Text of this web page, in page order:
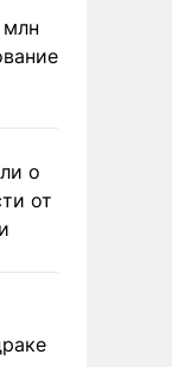
млн
о
от